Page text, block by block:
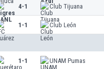
4-1 Club Tijuana
1-1 Club León
1-1 UNAM Pumas